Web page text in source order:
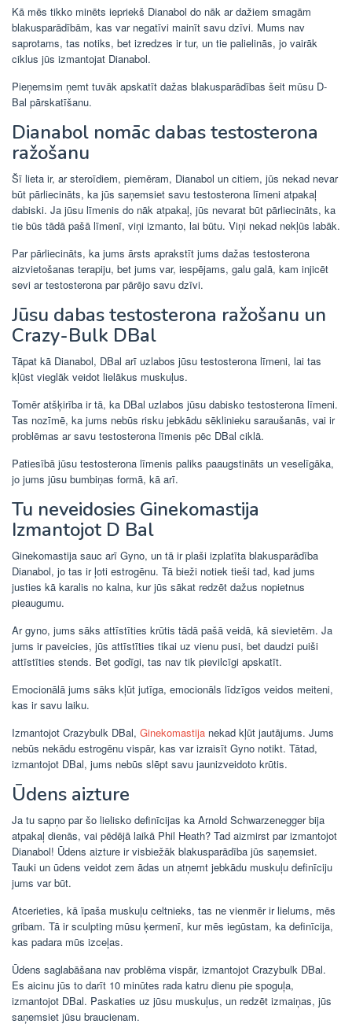
Kā mēs tikko minēts iepriekš Dianabol do nāk ar dažiem smagām
blakusparādībām, kas var negatīvi mainīt savu dzīvi. Mums nav
saprotams, tas notiks, bet izredzes ir tur, un tie palielinās, jo vairāk
ciklus jūs izmantojat Dianabol.
Pieņemsim ņemt tuvāk apskatīt dažas blakusparādības šeit mūsu D-
Bal pārskatīšanu.
Dianabol nomāc dabas testosterona
ražošanu
Šī lieta ir, ar steroīdiem, piemēram, Dianabol un citiem, jūs nekad nevar
būt pārliecināts, ka jūs saņemsiet savu testosterona līmeni atpakaļ
dabiski. Ja jūsu līmenis do nāk atpakaļ, jūs nevarat būt pārliecināts, ka
tie būs tādā pašā līmenī, viņi izmanto, lai būtu. Viņi nekad nekļūs labāk.
Par pārliecināts, ka jums ārsts aprakstīt jums dažas testosterona
aizvietošanas terapiju, bet jums var, iespējams, galu galā, kam injicēt
sevi ar testosterona par pārējo savu dzīvi.
Jūsu dabas testosterona ražošanu un
Crazy-Bulk DBal
Tāpat kā Dianabol, DBal arī uzlabos jūsu testosterona līmeni, lai tas
kļūst vieglāk veidot lielākus muskuļus.
Tomēr atšķirība ir tā, ka DBal uzlabos jūsu dabisko testosterona līmeni.
Tas nozīmē, ka jums nebūs risku jebkādu sēklinieku saraušanās, vai ir
problēmas ar savu testosterona līmenis pēc DBal ciklā.
Patiesībā jūsu testosterona līmenis paliks paaugstināts un veselīgāka,
jo jums jūsu bumbiņas formā, kā arī.
Tu neveidosies Ginekomastija
Izmantojot D Bal
Ginekomastija sauc arī Gyno, un tā ir plaši izplatīta blakusparādība
Dianabol, jo tas ir ļoti estrogēnu. Tā bieži notiek tieši tad, kad jums
justies kā karalis no kalna, kur jūs sākat redzēt dažus nopietnus
pieaugumu.
Ar gyno, jums sāks attīstīties krūtis tādā pašā veidā, kā sievietēm. Ja
jums ir paveicies, jūs attīstīties tikai uz vienu pusi, bet daudzi puiši
attīstīties stends. Bet godīgi, tas nav tik pievilcīgi apskatīt.
Emocionālā jums sāks kļūt jutīga, emocionāls līdzīgos veidos meiteni,
kas ir savu laiku.
Izmantojot Crazybulk DBal, Ginekomastija nekad kļūt jautājums. Jums
nebūs nekādu estrogēnu vispār, kas var izraisīt Gyno notikt. Tātad,
izmantojot DBal, jums nebūs slēpt savu jaunizveidoto krūtis.
Ūdens aizture
Ja tu sapņo par šo lielisko definīcijas ka Arnold Schwarzenegger bija
atpakaļ dienās, vai pēdējā laikā Phil Heath? Tad aizmirst par izmantojot
Dianabol! Ūdens aizture ir visbiežāk blakusparādība jūs saņemsiet.
Tauki un ūdens veidot zem ādas un atņemt jebkādu muskuļu definīciju
jums var būt.
Atcerieties, kā īpaša muskuļu celtnieks, tas ne vienmēr ir lielums, mēs
gribam. Tā ir sculpting mūsu ķermenī, kur mēs iegūstam, ka definīcija,
kas padara mūs izceļas.
Ūdens saglabāšana nav problēma vispār, izmantojot Crazybulk DBal.
Es aicinu jūs to darīt 10 minūtes rada katru dienu pie spoguļa,
izmantojot DBal. Paskaties uz jūsu muskuļus, un redzēt izmaiņas, jūs
saņemsiet jūsu braucienam.